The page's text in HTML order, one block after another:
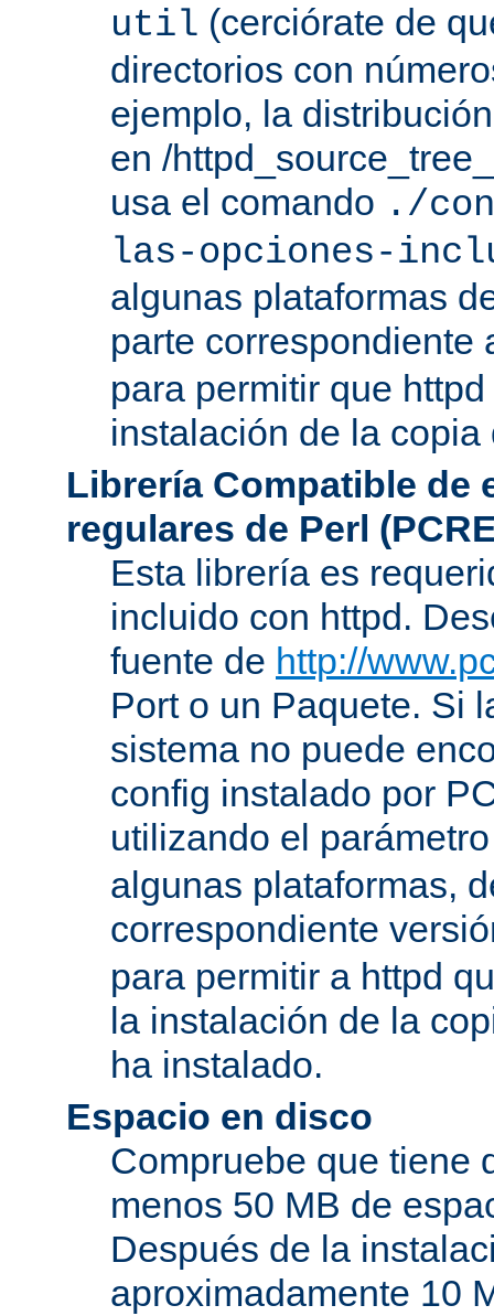
util (cerciórate de
directorios con
ejemplo, la
en /
usa el comando ./
las-opciones-
algunas plataformas
parte
para permitir que
instalación de la
Librería Compatible de
regulares de Perl
Esta librería es
incluido con httpd.
fuente de http://
Port o un Paquete. Si
sistema no puede
config instalado por
utilizando el parámetro
algunas plataformas,
correspondiente
para permitir a httpd
la instalación de la
ha instalado.
Espacio en disco
Compruebe que tiene
menos 50 MB de
Después de la
aproximadamente 10